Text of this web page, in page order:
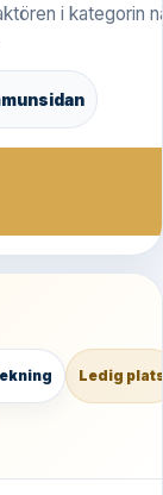
i kategorin
Ledig